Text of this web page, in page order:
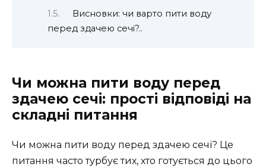
Висновки: чи варто пити воду
перед здачею сечі?..
Чи можна пити воду перед
здачею сечі: прості відповіді на
складні питання
Чи можна пити воду перед здачею сечі? Це
питання часто турбує тих, хто готується до цього